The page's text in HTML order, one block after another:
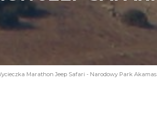
Marathon Jeep Safari - Narodowy Park